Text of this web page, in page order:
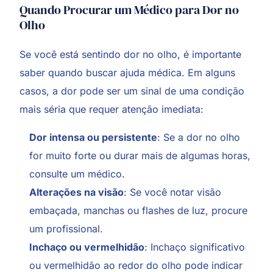
Quando Procurar um Médico para Dor no
Olho
Se você está sentindo dor no olho, é importante
saber quando buscar ajuda médica. Em alguns
casos, a dor pode ser um sinal de uma condição
mais séria que requer atenção imediata:
Dor intensa ou persistente: Se a dor no olho
for muito forte ou durar mais de algumas horas,
consulte um médico.
Alterações na visão: Se você notar visão
embaçada, manchas ou flashes de luz, procure
um profissional.
Inchaço ou vermelhidão: Inchaço significativo
ou vermelhidão ao redor do olho pode indicar